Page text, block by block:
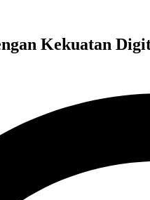
Kekuatan